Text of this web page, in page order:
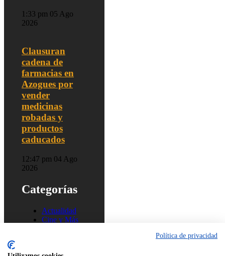
1:33 pm 05 Ago
2026
Clausuran
cadena de
farmacias en
Azogues por
vender
medicinas
robadas y
productos
caducados
12:47 pm 04 Ago
2026
Categorías
Actualidad
Cine y Más
Política de privacidad